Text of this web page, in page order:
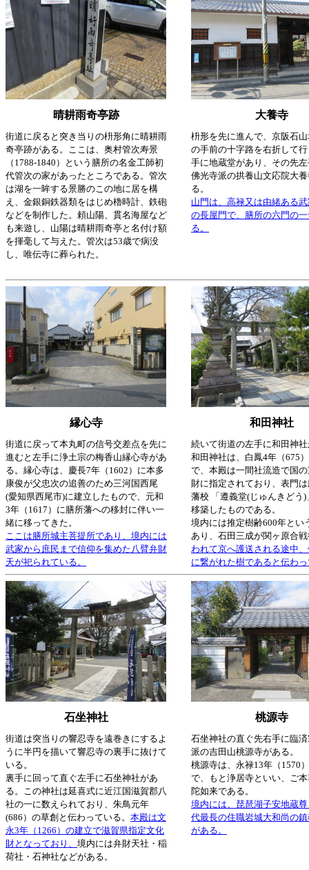
晴耕雨奇亭跡 大養寺
街道に戻ると突き当りの枡形角に晴耕雨
奇亭跡がある。ここは、奥村管次寿景
（1788-1840）という膳所の名金工師初
代管次の家があったところである。管次
は湖を一眸する景勝のこの地に居を構
え、金銀銅鉄器類をはじめ櫓時計、鉄砲
などを制作した。頼山陽、貫名海屋など
も来遊し、山陽は晴耕雨奇亭と名付け額
を揮毫して与えた。管次は53歳で病没
し、唯伝寺に葬られた。
枡形を先に進んで、京阪石
の手前の十字路を右折して
手に地蔵堂があり、その先
佛光寺派の拱養山文応院大
る。
山門は、高禄又は由緒ある
の長屋門で、膳所の六門の
る。
縁心寺 和田神社
街道に戻って本丸町の信号交差点を先に
進むと左手に浄土宗の梅香山縁心寺があ
る。縁心寺は、慶長7年（1602）に本多
康俊が父忠次の追善のため三河国西尾
(愛知県西尾市)に建立したもので、元和
3年（1617）に膳所藩への移封に伴い一
緒に移ってきた。
ここは膳所城主菩提所であり、境内には
武家から庶民まで信仰を集めた八臂弁財
天が祀られている。
続いて街道の左手に和田神
和田神社は、白鳳4年（675
で、本殿は一間社流造で国
財に指定されており、表門
藩校 「遵義堂(じゅんきどう)
移築したものである。
境内には推定樹齢600年とい
あり、石田三成が関ヶ原合
われて京へ護送される途中
に繋がれた樹であると伝わ
石坐神社 桃源寺
街道は突当りの響忍寺を遠巻きにするよ
うに半円を描いて響忍寺の裏手に抜けて
いる。
裏手に回って直ぐ左手に石坐神社があ
る。この神社は延喜式に近江国滋賀郡八
社の一に数えられており、朱鳥元年
(686）の草創と伝わっている。 本殿は文
永3年（1266）の建立で滋賀県指定文化
財となっており、 境内には弁財天社・稲
荷社・石神社などがある。
石坐神社の直ぐ先右手に臨
派の吉田山桃源寺がある。
桃源寺は、永禄13年（1570
で、もと浄居寺といい、ご
陀如来である。
境内には、琵琶湖子安地蔵
代最長の住職岩城大和尚の
がある。